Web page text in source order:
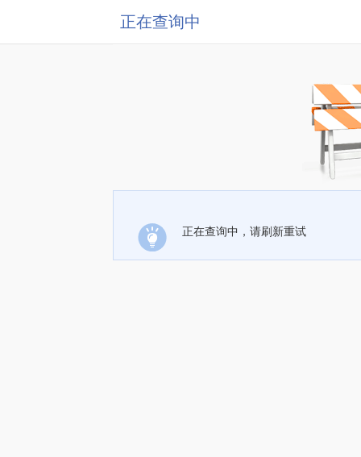
正在查询中
正在查询中，请刷新重试